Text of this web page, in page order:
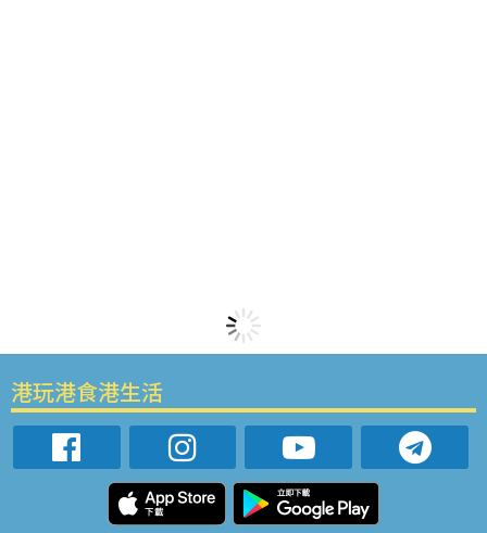
港玩港食港生活